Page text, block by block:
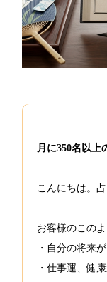
月に350名以上
こんにちは。
お客様のこの
・自分の将来
・仕事運、健